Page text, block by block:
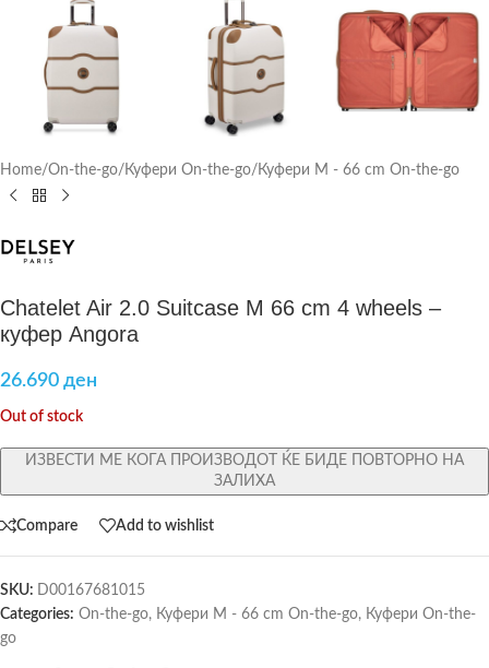
Home/On-the-go/ Куфери On-the-go/ Куфери M - 66 cm On-the-go
Chatelet Air 2.0 Suitcase M 66 cm 4 wheels –
куфер Angora
26.690 ден
Out of stock
ИЗВЕСТИ МЕ КОГА ПРОИЗВОДОТ ЌЕ БИДЕ ПОВТОРНО НА
ЗАЛИХА
Compare Add to wishlist
SKU: D00167681015
Categories: On-the-go, Куфери M - 66 cm On-the-go, Куфери On-the-
go